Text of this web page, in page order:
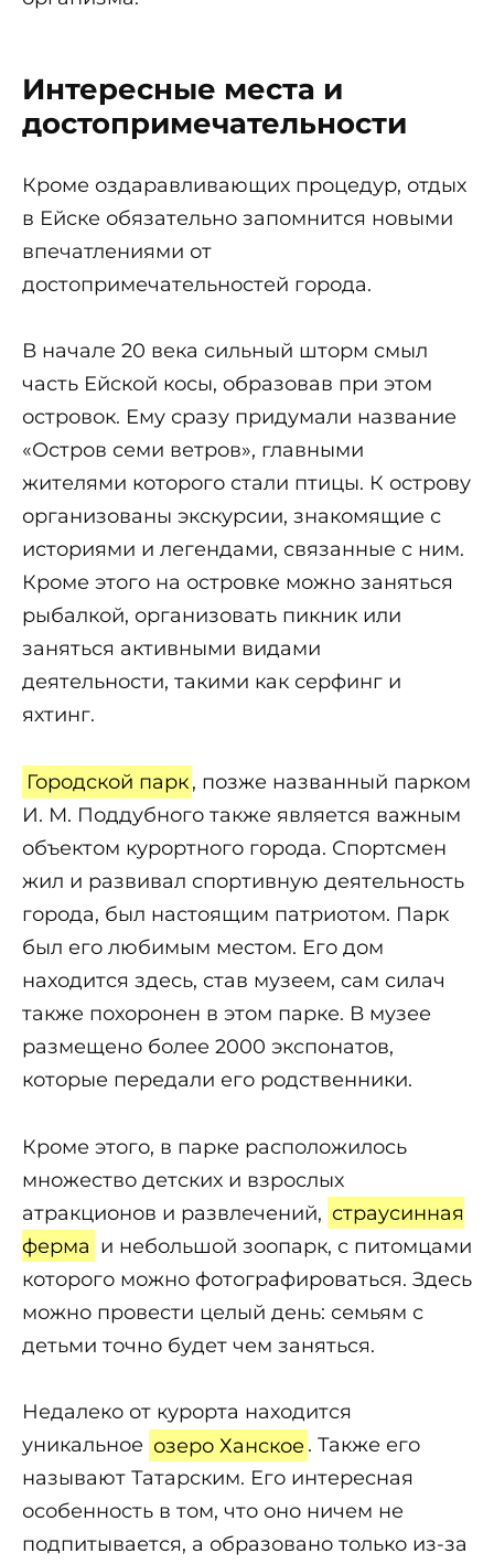
Интересные места и
достопримечательности
Кроме оздаравливающих процедур, отдых
в Ейске обязательно запомнится новыми
впечатлениями от
достопримечательностей города.
В начале 20 века сильный шторм смыл
часть Ейской косы, образовав при этом
островок. Ему сразу придумали название
«Остров семи ветров», главными
жителями которого стали птицы. К острову
организованы экскурсии, знакомящие с
историями и легендами, связанные с ним.
Кроме этого на островке можно заняться
рыбалкой, организовать пикник или
заняться активными видами
деятельности, такими как серфинг и
яхтинг.
Городской парк , позже названный парком
И. М. Поддубного также является важным
объектом курортного города. Спортсмен
жил и развивал спортивную деятельность
города, был настоящим патриотом. Парк
был его любимым местом. Его дом
находится здесь, став музеем, сам силач
также похоронен в этом парке. В музее
размещено более 2000 экспонатов,
которые передали его родственники.
Кроме этого, в парке расположилось
множество детских и взрослых
атракционов и развлечений, страусинная
ферма и небольшой зоопарк, с питомцами
которого можно фотографироваться. Здесь
можно провести целый день: семьям с
детьми точно будет чем заняться.
Недалеко от курорта находится
уникальное озеро Ханское . Также его
называют Татарским. Его интересная
особенность в том, что оно ничем не
подпитывается, а образовано только из-за